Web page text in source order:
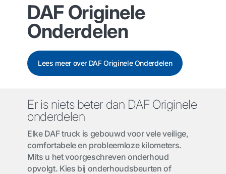
DAF Originele
Onderdelen
Lees meer over DAF Originele Onderdelen
Er is niets beter dan DAF Originele
onderdelen
Elke DAF truck is gebouwd voor vele veilige,
comfortabele en probleemloze kilometers.
Mits u het voorgeschreven onderhoud
opvolgt. Kies bij onderhoudsbeurten of